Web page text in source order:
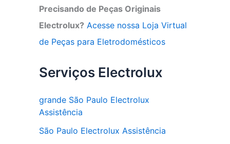
Precisando de Peças Originais
Electrolux? Acesse nossa Loja Virtual
de Peças para Eletrodomésticos
Serviços Electrolux
grande São Paulo Electrolux
Assistência
São Paulo Electrolux Assistência